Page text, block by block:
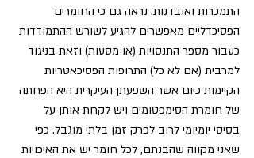
התמכרות ואובדנות. נראה גם כי החומרים
הפסיכדליים מאפשרים להגיע לשורש ההתמודדות
כעבור מספר התנסויות (או מסעות) וזאת בניגוד
למרבית (אם לא כל) התרופות הפסיכאטריות
הקיימות כיום אשר השפעתן העיקרית היא הפחתה
של חומרת הסימפטומים ויש לקחת אותן על
בסיסי יומיומי לרוב לפרק זמן בלתי מוגבל. כפי
שאני מקווה שהבנתם, לכל חומר יש את האיכויות